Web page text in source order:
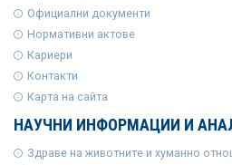
Официални документи
Нормативни актове
Кариери
Контакти
Карта на сайта
НАУЧНИ ИНФОРМАЦИИ И
Здраве на животните и хуманно